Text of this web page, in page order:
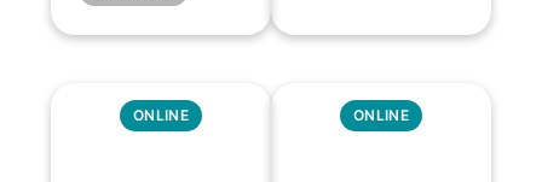
ONLINE ONLINE